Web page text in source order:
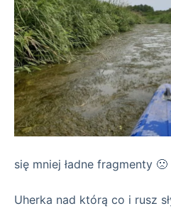
się mniej ładne fragmenty 🙁
Uherka nad którą co i rusz